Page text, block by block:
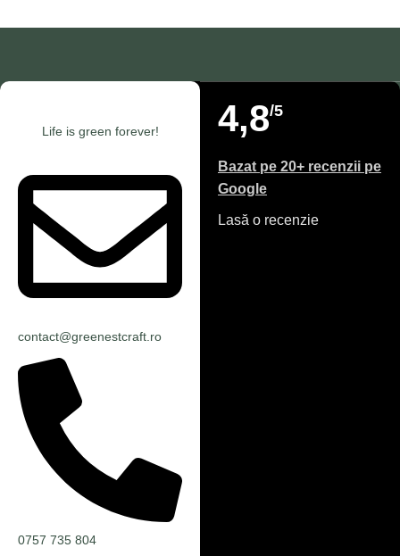
Life is green forever!
contact@greenestcraft.ro
0757 735 804
4,8/5
Bazat pe 20+ recenzii pe
Google
Lasă o recenzie